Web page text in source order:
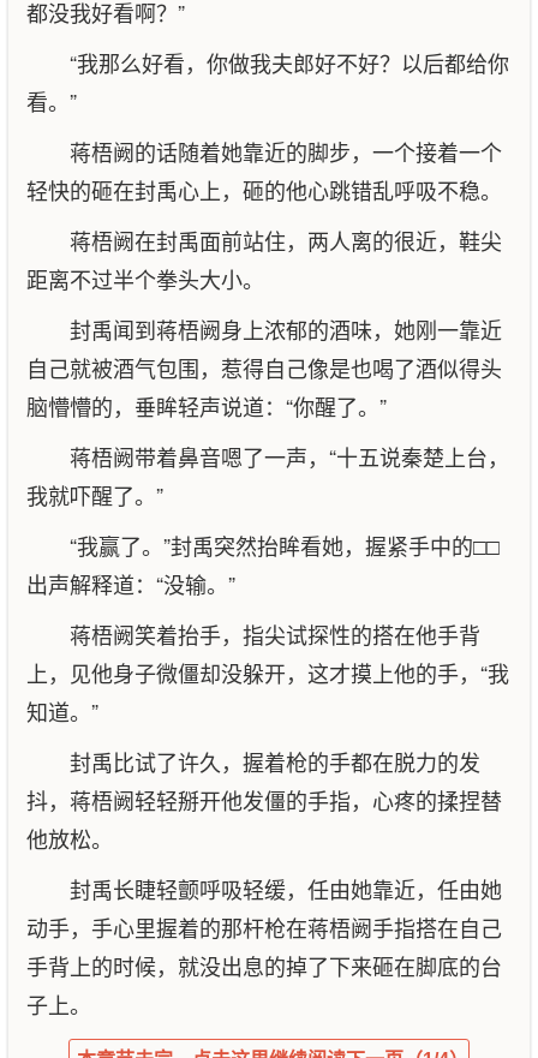
都没我好看啊？”
“我那么好看，你做我夫郎好不好？以后都给你
看。”
蒋梧阙的话随着她靠近的脚步，一个接着一个
轻快的砸在封禹心上，砸的他心跳错乱呼吸不稳。
蒋梧阙在封禹面前站住，两人离的很近，鞋尖
距离不过半个拳头大小。
封禹闻到蒋梧阙身上浓郁的酒味，她刚一靠近
自己就被酒气包围，惹得自己像是也喝了酒似得头
脑懵懵的，垂眸轻声说道：“你醒了。”
蒋梧阙带着鼻音嗯了一声，“十五说秦楚上台，
我就吓醒了。”
“我赢了。”封禹突然抬眸看她，握紧手中的□□
出声解释道：“没输。”
蒋梧阙笑着抬手，指尖试探性的搭在他手背
上，见他身子微僵却没躲开，这才摸上他的手，“我
知道。”
封禹比试了许久，握着枪的手都在脱力的发
抖，蒋梧阙轻轻掰开他发僵的手指，心疼的揉捏替
他放松。
封禹长睫轻颤呼吸轻缓，任由她靠近，任由她
动手，手心里握着的那杆枪在蒋梧阙手指搭在自己
手背上的时候，就没出息的掉了下来砸在脚底的台
子上。